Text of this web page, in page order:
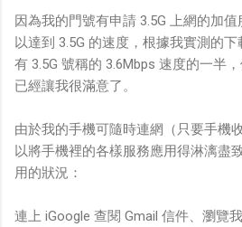
因為我的門號有申請 3.5G 上網的加
以達到 3.5G 的速度，根據我實測的
有 3.5G 號稱的 3.6Mbps 速度的一半
已經讓我很滿意了。
由於我的手機可隨時連網（只要手機
以將手機裡的各樣服務應用得淋漓盡
用的狀況：
連上 iGoogle 查閱 Gmail 信件、瀏覽